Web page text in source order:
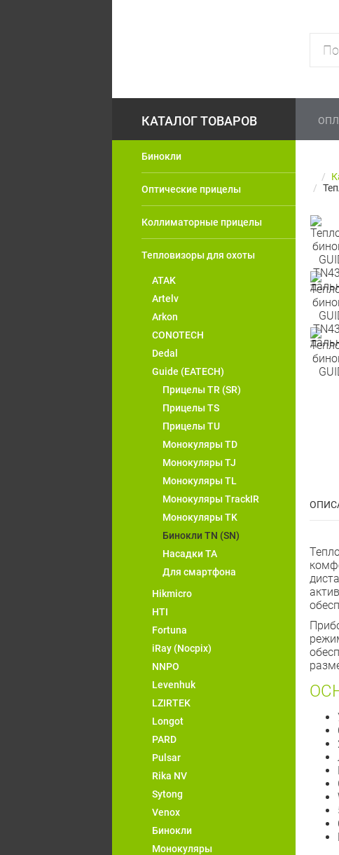
Бинокли
Оптические прицелы
Коллиматорные прицелы
Тепловизоры для охоты
ATAK
Artelv
Arkon
CONOTECH
Dedal
Guide (EATECH)
Прицелы TR (SR)
Прицелы TS
Прицелы TU
Монокуляры TD
Монокуляры TJ
Монокуляры TL
Монокуляры TrackIR
Монокуляры TK
Бинокли TN (SN)
Насадки TA
Для смартфона
Hikmicro
HTI
Fortuna
iRay (Nocpix)
NNPO
Levenhuk
LZIRTEK
Longot
PARD
Pulsar
Rika NV
Sytong
Venox
Бинокли
Монокуляры